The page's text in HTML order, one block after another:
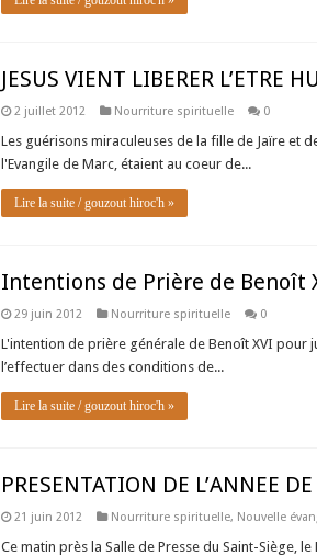
JESUS VIENT LIBERER L’ETRE
2 juillet 2012 Nourriture spirituelle 0
Les guérisons miraculeuses de la fille de Jaïre
l'Evangile de Marc, étaient au coeur de...
Lire la suite / gouzout hiroc'h »
Intentions de Prière de Benoît
29 juin 2012 Nourriture spirituelle 0
L'intention de prière générale de Benoît XVI pour
l’effectuer dans des conditions de...
Lire la suite / gouzout hiroc'h »
PRESENTATION DE L’ANNEE
21 juin 2012 Nourriture spirituelle, Nouvelle
Ce matin près la Salle de Presse du Saint-Siège,